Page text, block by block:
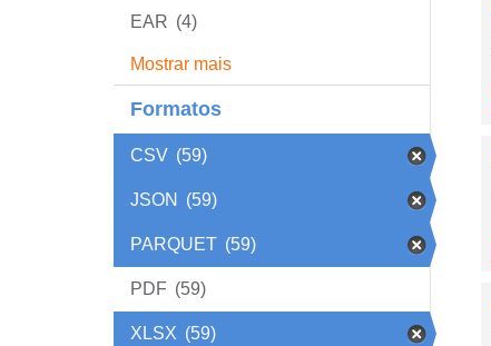
EAR (4)
Mostrar mais
Formatos
CSV (59)
JSON (59)
PARQUET (59)
PDF (59)
XLSX (59)